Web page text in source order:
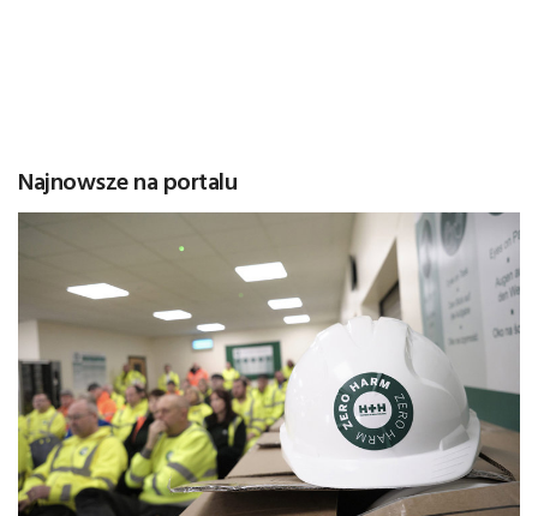
Najnowsze na portalu